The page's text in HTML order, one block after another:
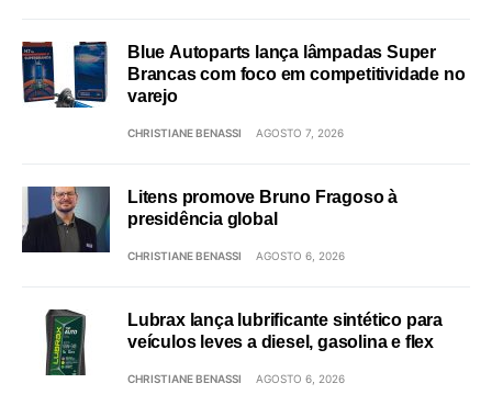
Blue Autoparts lança lâmpadas Super
Brancas com foco em competitividade no
varejo
CHRISTIANE BENASSI AGOSTO 7, 2026
Litens promove Bruno Fragoso à
presidência global
CHRISTIANE BENASSI AGOSTO 6, 2026
Lubrax lança lubrificante sintético para
veículos leves a diesel, gasolina e flex
CHRISTIANE BENASSI AGOSTO 6, 2026